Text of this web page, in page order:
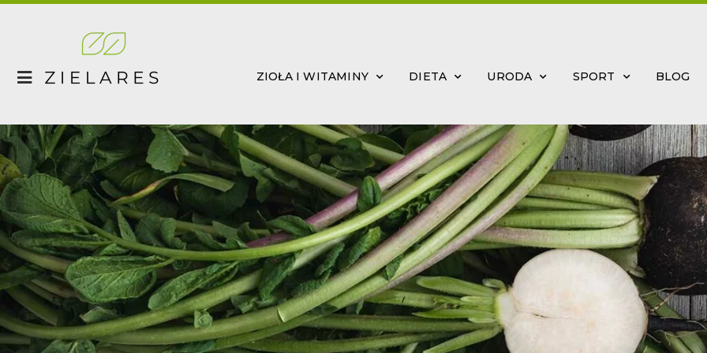
ZIOŁA I WITAMINY DIETA URODA SPORT BLOG